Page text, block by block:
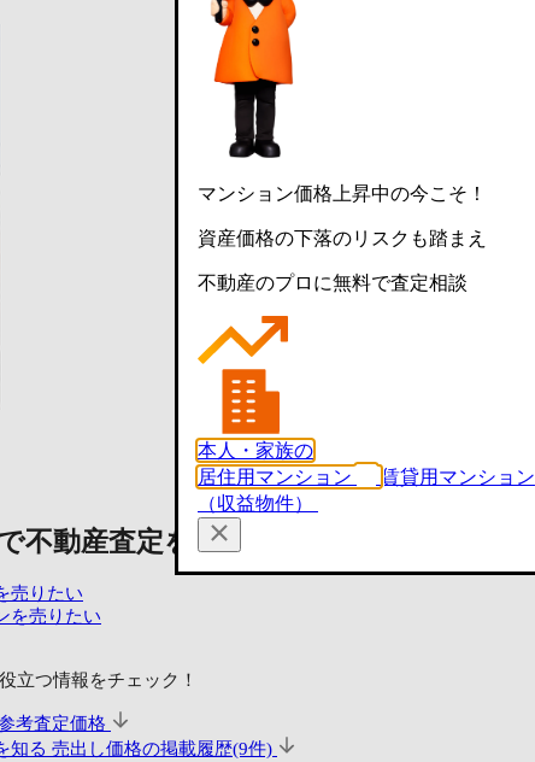
不動産査定を依頼する
売りたい
を売りたい
役立つ情報をチェック！
考査定価格
知る 売出し価格の掲載履歴(9件)
マンション価格上昇中の今こそ！
資産価格の下落のリスクも踏まえ
不動産のプロに無料で査定相談
本人・家族の
居住用マンション
賃貸用マンション
（収益物件）